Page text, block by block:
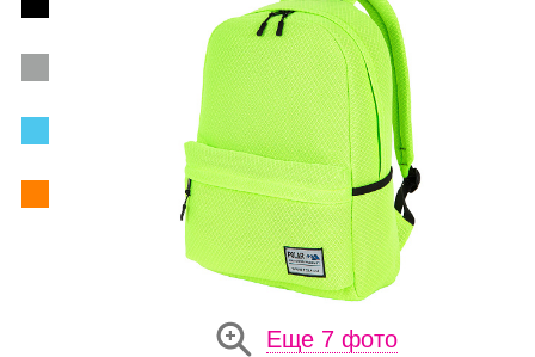
Еще 7 фото